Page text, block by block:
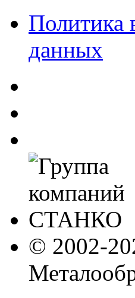
Политика
данных
© 2002-